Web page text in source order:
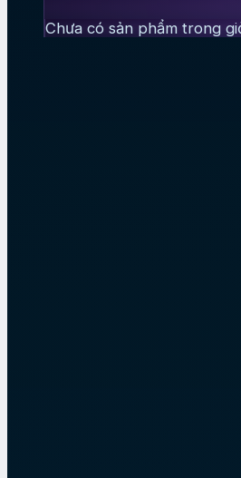
Chưa có sản phẩm trong